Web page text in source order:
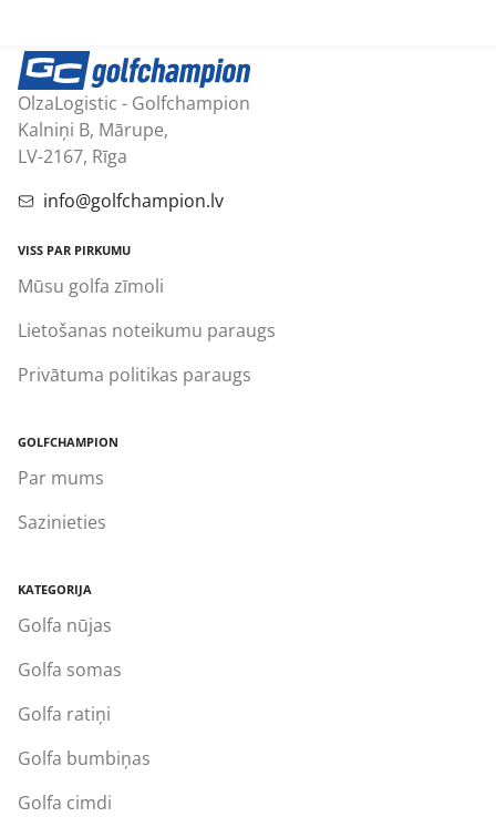
OlzaLogistic - Golfchampion
Kalniņi B, Mārupe,
LV-2167, Rīga
info@golfchampion.lv
VISS PAR PIRKUMU
Mūsu golfa zīmoli
Lietošanas noteikumu paraugs
Privātuma politikas paraugs
GOLFCHAMPION
Par mums
Sazinieties
KATEGORIJA
Golfa nūjas
Golfa somas
Golfa ratiņi
Golfa bumbiņas
Golfa cimdi